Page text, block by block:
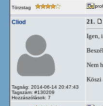
Törzstag
Cliod
Tagság: 2014-06-14 20:47:43
Tagszám: #130209
Hozzászólások: 7
21.
Igen,
Nem
Köszi